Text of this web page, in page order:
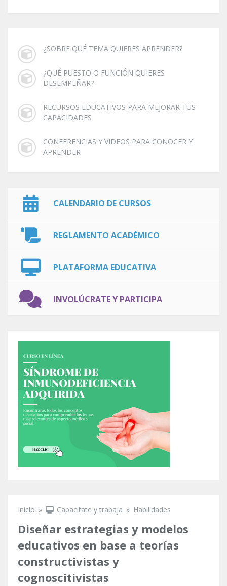
¿SOBRE QUÉ TEMA QUIERES APRENDER?
¿QUÉ PUESTO O FUNCIÓN QUIERES
DESEMPEÑAR?
RECURSOS EDUCATIVOS PARA MEJORAR TUS
CAPACIDADES
CONFERENCIAS Y VIDEOS PARA CONOCER Y
APRENDER
CALENDARIO DE CURSOS
REGLAMENTO ACADÉMICO
PLATAFORMA EDUCATIVA
INVOLÚCRATE Y PARTICIPA
Se encuentra usted aquí
Inicio » Capacítate y trabaja » Habilidades
Diseñar estrategias y modelos
educativos en base a teorías
constructivistas y
cognoscitivistas